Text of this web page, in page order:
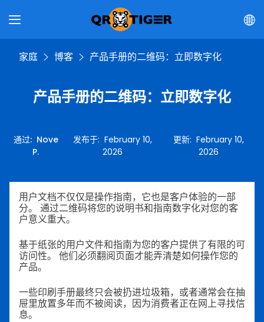
家庭 博客 产品手册的二维码：立即数字化
产品手册的二维码：立即数字化
通过: Nove
P.
发布于: February 10,
2026
更新: February 10,
2026
用户文档不仅仅是操作指南，它也是客户体验的一部
分。 通过二维码将您的说明书和指南数字化对您的客
户意义重大。
基于纸张的用户文件和指南为您的客户提供了有限的可
访问性。 他们必须翻阅页面才能弄清楚如何操作您的
产品。
一些印刷手册最终只会被扔进垃圾箱，或者通常会在抽
屉里放置多年而不被阅读，因为消费者正在网上寻找信
息。